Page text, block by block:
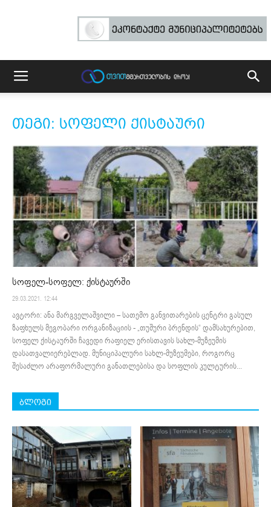
თეგი: სოფელი ქისტაური
სოფელ-სოფელ: ქისტაურში
29.03.2021. 12:44
ავტორი: ანა მარგველაშვილი – სათემო განვითარების ცენტრი გასულ
ზაფხულს მეგობარი ორგანიზაციის - „თუშური ბრენდის“ დამსახურებით,
სოფელ ქისტაურში ჩავედი რაფიელ ერისთავის სახლ-მუზეუმის
დასათვალიერებლად. მუნიციპალური სახლ-მუზეუმები, როგორც
შესაძლო არაფორმალური განათლებისა და სოფლის კულტურის...
ბლოგი